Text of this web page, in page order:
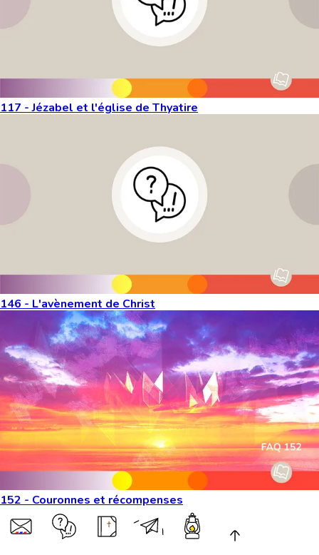
117 - Jézabel et l'église de Thyatire
146 - L'avènement de Christ
152 - Couronnes et récompenses